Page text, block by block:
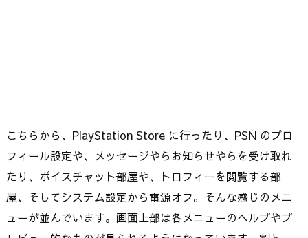
こちらから、PlayStation Store に行ったり、PSN のプロ
フィール設定や、メッセージやらお知らせやらを受け取れ
たり、ボイスチャット部屋や、トロフィーを閲覧する部
屋、そしてシステム設定から電源オフ。そんな感じのメニ
ューが並んでいます。画面上部は各メニューのヘルプやプ